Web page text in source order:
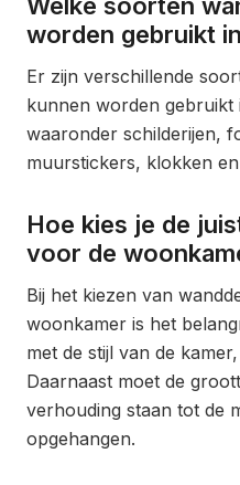
worden gebruikt
Er zijn verschillende
kunnen worden gebruikt
waaronder schilderijen,
muurstickers, klokken
Hoe kies je de
voor de
Bij het kiezen van
woonkamer is het
met de stijl van de
Daarnaast moet de
verhouding staan tot de
opgehangen.